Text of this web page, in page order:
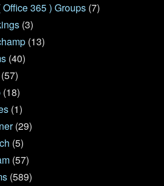
365 ) Groups (7)
(3)
(13)
(40)
(57)
(18)
(1)
(29)
(5)
(57)
(589)